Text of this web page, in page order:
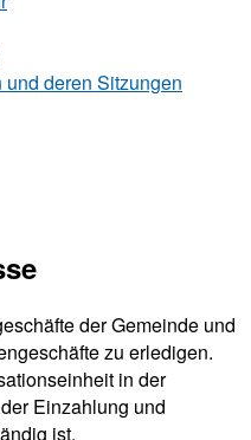
deren Sitzungen
der Gemeinde und
zu erledigen.
in der
Einzahlung und
ist.